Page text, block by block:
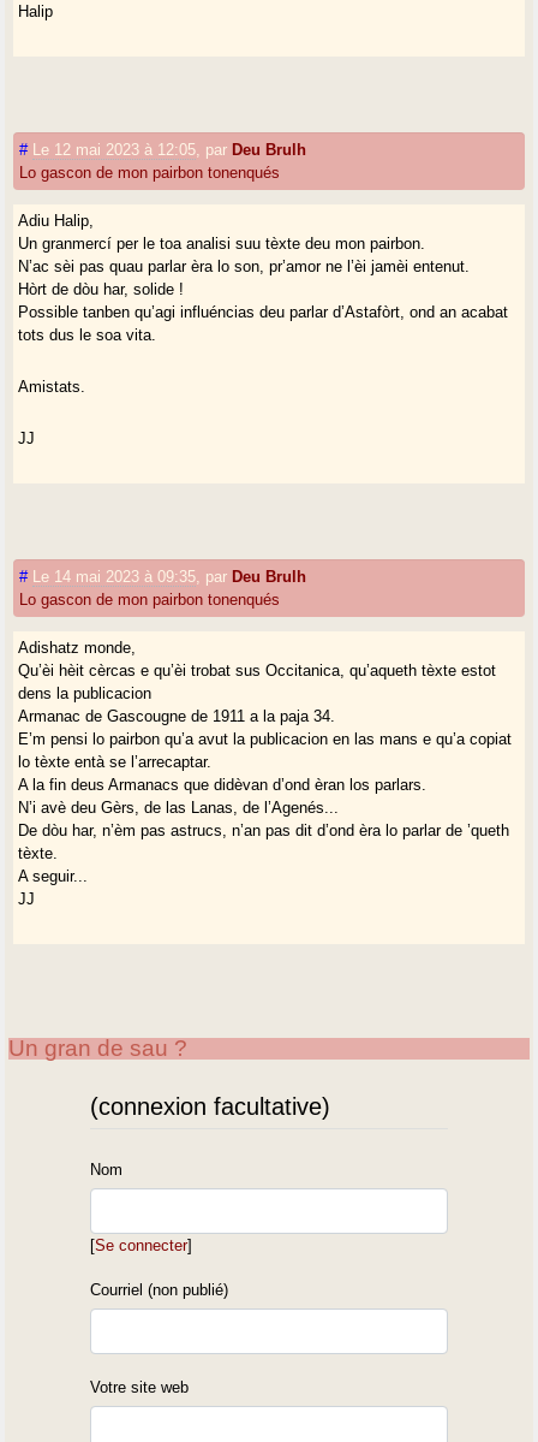
Halip
# Le 12 mai 2023 à 12:05 par Deu Brulh
Lo gascon de mon pairbon tonenqués
Adiu Halip,
Un granmercí per le toa analisi suu tèxte deu mon pairbon.
N’ac sèi pas quau parlar èra lo son, pr’amor ne l’èi jamèi entenut.
Hòrt de dòu har, solide !
Possible tanben qu’agi influéncias deu parlar d’Astafòrt, ond an acabat
tots dus le soa vita.
Amistats.
JJ
# Le 14 mai 2023 à 09:35 par Deu Brulh
Lo gascon de mon pairbon tonenqués
Adishatz monde,
Qu’èi hèit cèrcas e qu’èi trobat sus Occitanica, qu’aqueth tèxte estot
dens la publicacion
Armanac de Gascougne de 1911 a la paja 34.
E’m pensi lo pairbon qu’a avut la publicacion en las mans e qu’a copiat
lo tèxte entà se l’arrecaptar.
A la fin deus Armanacs que didèvan d’ond èran los parlars.
N’i avè deu Gèrs, de las Lanas, de l’Agenés...
De dòu har, n’èm pas astrucs, n’an pas dit d’ond èra lo parlar de ’queth
tèxte.
A seguir...
JJ
Un gran de sau ?
(connexion facultative)
Nom
[Se connecter]
Courriel (non publié)
Votre site web